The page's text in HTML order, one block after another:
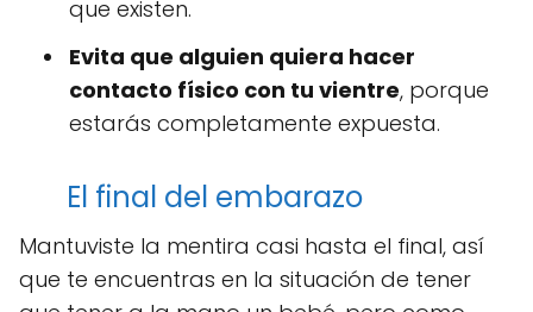
que existen.
Evita que alguien quiera hacer
contacto físico con tu vientre, porque
estarás completamente expuesta.
El final del embarazo
Mantuviste la mentira casi hasta el final, así
que te encuentras en la situación de tener